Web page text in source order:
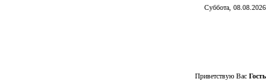
Суббота, 08.08.2026
Приветствую Вас Гость